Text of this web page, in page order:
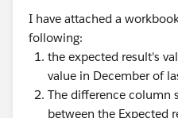
I have attached a
following:
the expected result's
value in December of
The difference column
between the Expected